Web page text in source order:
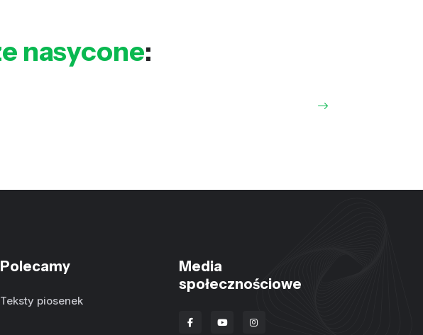
nasycone:
Polecamy
Teksty piosenek
Media
społecznościowe